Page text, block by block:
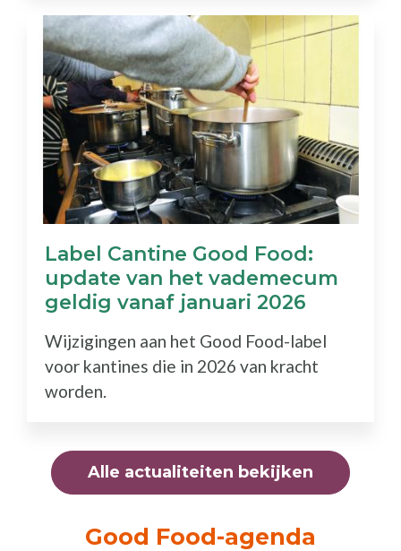
Label Cantine Good Food:
update van het vademecum
geldig vanaf januari 2026
Wijzigingen aan het Good Food-label
voor kantines die in 2026 van kracht
worden.
Alle actualiteiten bekijken
Good Food-agenda